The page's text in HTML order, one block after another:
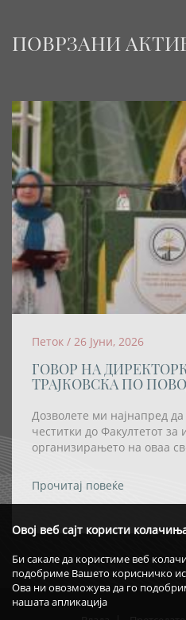
Овој веб сајт користи
Би сакале да користиме веб
подобриме Вашето корисничко
Ова ни овозможува да го
нашата апликација
ПОВРЗАНИ
Петок / 26 Јуни, 2026
ГОВОР НА
ТРАЈКОВСКА ПО
HONORIS CAUSA” НА
Дозволете ми најнапред
честитки до Факултетот за
организирањето на оваа
академско признание –
Causa“ – да му биде
Прочитај повеќе